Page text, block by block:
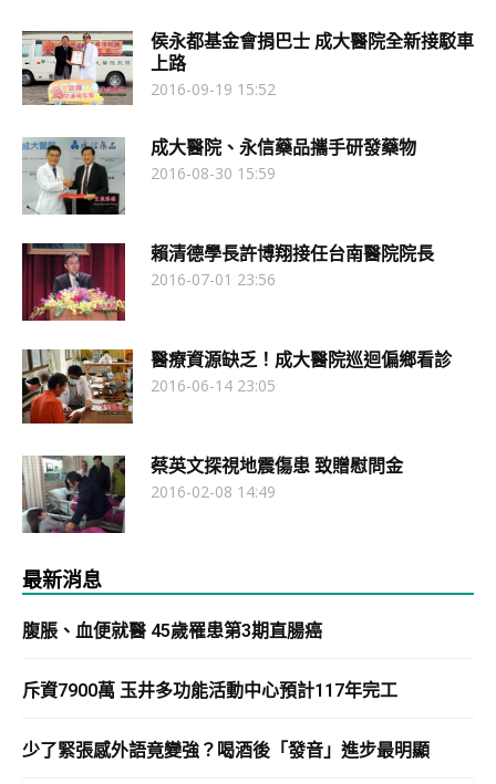
侯永都基金會捐巴士 成大醫院全新接駁車
上路
2016-09-19 15:52
成大醫院、永信藥品攜手研發藥物
2016-08-30 15:59
賴清德學長許博翔接任台南醫院院長
2016-07-01 23:56
醫療資源缺乏！成大醫院巡迴偏鄉看診
2016-06-14 23:05
蔡英文探視地震傷患 致贈慰問金
2016-02-08 14:49
最新消息
腹脹、血便就醫 45歲罹患第3期直腸癌
斥資7900萬 玉井多功能活動中心預計117年完工
少了緊張感外語竟變強？喝酒後「發音」進步最明顯